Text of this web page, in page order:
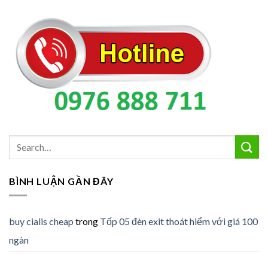
BÌNH LUẬN GẦN ĐÂY
buy cialis cheap trong Tốp 05 đèn exit thoát hiểm với giá 100
ngàn